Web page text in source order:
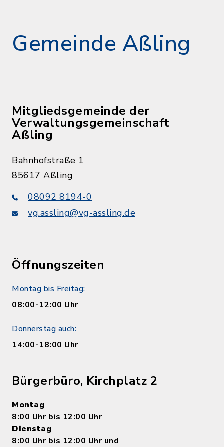
Gemeinde Aßling
Mitgliedsgemeinde der
Verwaltungsgemeinschaft
Aßling
Bahnhofstraße 1
85617 Aßling
08092 8194-0
vg.assling@vg-assling.de
Öffnungszeiten
Montag bis Freitag:
08:00-12:00 Uhr
Donnerstag auch:
14:00-18:00 Uhr
Bürgerbüro, Kirchplatz 2
Montag
8:00 Uhr bis 12:00 Uhr
Dienstag
8:00 Uhr bis 12:00 Uhr und